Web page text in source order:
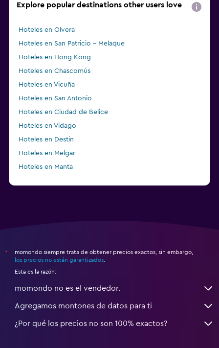
Explore popular destinations other users love
Hoteles en Olvera
Hoteles en San Patricio - Melaque
Hoteles en Hong Kong
Hoteles en Chascomús
Hoteles en Vicuña
Hoteles en San Antonio
Hoteles en Ciudad de Belice
Hoteles en Vidago
Hoteles en Destin
Hoteles en Melgar
Hoteles en Manta
*
momondo siempre trata de obtener precios exactos, sin embargo,
los precios no están garantizados
Esta es la razón:
momondo no es el vendedor.
Agregamos montones de datos para ti
¿Por qué los precios no son 100% exactos?